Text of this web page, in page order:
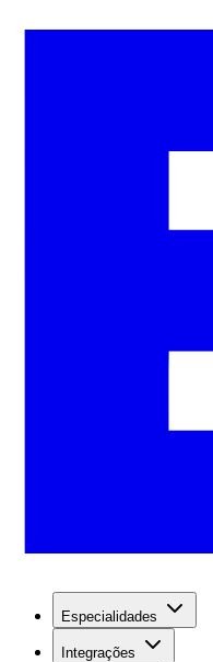
Especialidades
Integrações